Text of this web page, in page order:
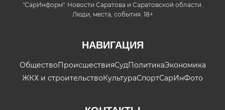
"СарИнформ". Новости Саратова и Саратовской области.
Люди, места, события. 18+
НАВИГАЦИЯ
ОбществоПроисшествияСудПолитикаЭкономика
ЖКХ и строительствоКультураСпортСарИнФото